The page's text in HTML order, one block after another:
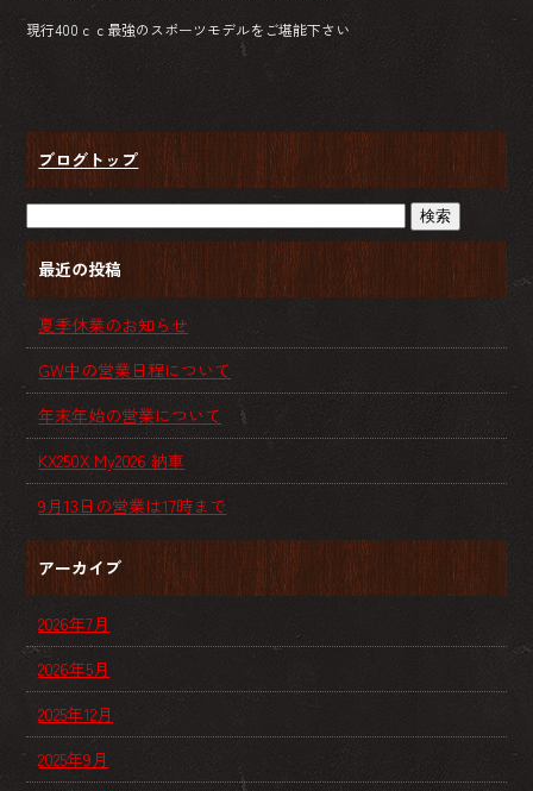
現行400ｃｃ最強のスポーツモデルをご堪能下さい
ブログトップ
最近の投稿
夏季休業のお知らせ
GW中の営業日程について
年末年始の営業について
KX250X My2026 納車
9月13日の営業は17時まで
アーカイブ
2026年7月
2026年5月
2025年12月
2025年9月